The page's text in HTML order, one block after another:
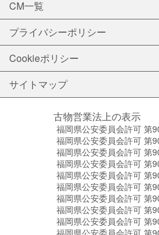
CM一覧
プライバシーポリシー
Cookieポリシー
サイトマップ
古物営業法上の表示
福岡県公安委員会許可 第
福岡県公安委員会許可 第
福岡県公安委員会許可 第
福岡県公安委員会許可 第
福岡県公安委員会許可 第
福岡県公安委員会許可 第
福岡県公安委員会許可 第
福岡県公安委員会許可 第
福岡県公安委員会許可 第